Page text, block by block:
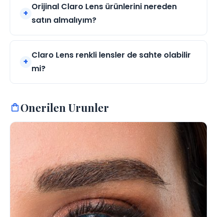
Orijinal Claro Lens ürünlerini nereden
satın almalıyım?
Claro Lens renkli lensler de sahte olabilir
mi?
Onerilen Urunler